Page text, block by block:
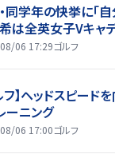
同学年の快挙に「
は全英女子Vキャ
06 17:29ゴルフ
フ】ヘッドスピード
ーニング
06 17:00ゴルフ